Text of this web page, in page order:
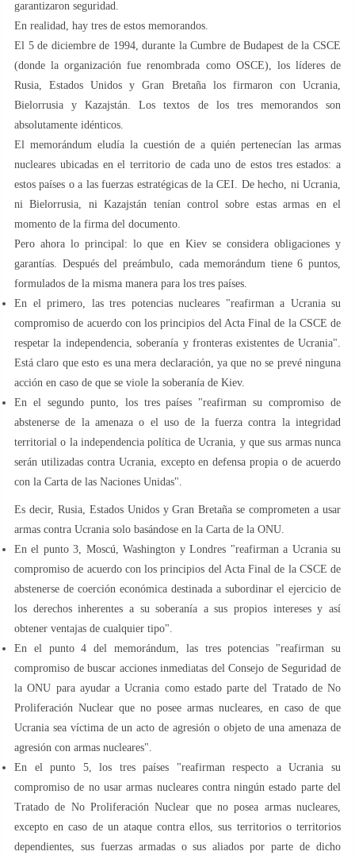
garantizaron seguridad.
En realidad, hay tres de estos memorandos.
El 5 de diciembre de 1994, durante la Cumbre de Budapest de la CSCE
(donde la organización fue renombrada como OSCE), los líderes de
Rusia, Estados Unidos y Gran Bretaña los firmaron con Ucrania,
Bielorrusia y Kazajstán. Los textos de los tres memorandos son
absolutamente idénticos.
El memorándum eludía la cuestión de a quién pertenecían las armas
nucleares ubicadas en el territorio de cada uno de estos tres estados: a
estos países o a las fuerzas estratégicas de la CEI. De hecho, ni Ucrania,
ni Bielorrusia, ni Kazajstán tenían control sobre estas armas en el
momento de la firma del documento.
Pero ahora lo principal: lo que en Kiev se considera obligaciones y
garantías. Después del preámbulo, cada memorándum tiene 6 puntos,
formulados de la misma manera para los tres países.
En el primero, las tres potencias nucleares "reafirman a Ucrania su
compromiso de acuerdo con los principios del Acta Final de la CSCE de
respetar la independencia, soberanía y fronteras existentes de Ucrania".
Está claro que esto es una mera declaración, ya que no se prevé ninguna
acción en caso de que se viole la soberanía de Kiev.
En el segundo punto, los tres países "reafirman su compromiso de
abstenerse de la amenaza o el uso de la fuerza contra la integridad
territorial o la independencia política de Ucrania, y que sus armas nunca
serán utilizadas contra Ucrania, excepto en defensa propia o de acuerdo
con la Carta de las Naciones Unidas".
Es decir, Rusia, Estados Unidos y Gran Bretaña se comprometen a usar
armas contra Ucrania solo basándose en la Carta de la ONU.
En el punto 3, Moscú, Washington y Londres "reafirman a Ucrania su
compromiso de acuerdo con los principios del Acta Final de la CSCE de
abstenerse de coerción económica destinada a subordinar el ejercicio de
los derechos inherentes a su soberanía a sus propios intereses y así
obtener ventajas de cualquier tipo".
En el punto 4 del memorándum, las tres potencias "reafirman su
compromiso de buscar acciones inmediatas del Consejo de Seguridad de
la ONU para ayudar a Ucrania como estado parte del Tratado de No
Proliferación Nuclear que no posee armas nucleares, en caso de que
Ucrania sea víctima de un acto de agresión o objeto de una amenaza de
agresión con armas nucleares".
En el punto 5, los tres países "reafirman respecto a Ucrania su
compromiso de no usar armas nucleares contra ningún estado parte del
Tratado de No Proliferación Nuclear que no posea armas nucleares,
excepto en caso de un ataque contra ellos, sus territorios o territorios
dependientes, sus fuerzas armadas o sus aliados por parte de dicho